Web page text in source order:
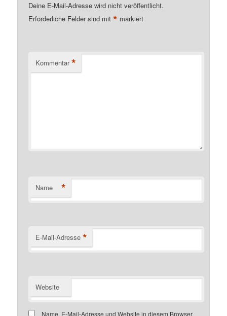
Deine E-Mail-Adresse wird nicht veröffentlicht.
Erforderliche Felder sind mit* markiert
Kommentar *
Name *
E-Mail-Adresse *
Website
Name, E-Mail-Adresse und Website in diesem Browser